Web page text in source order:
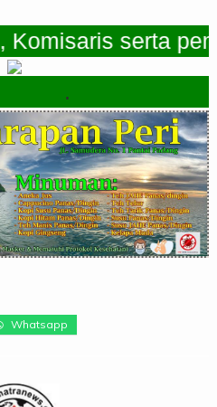
serta
Whatsapp